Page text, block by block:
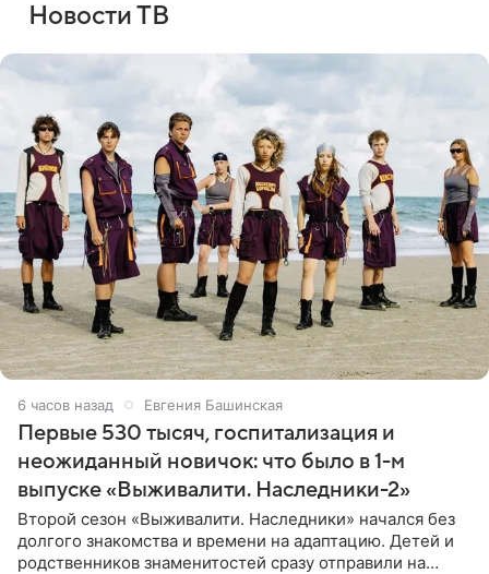
Новости ТВ
6 часов назад Евгения Башинская
Первые 530 тысяч, госпитализация и
неожиданный новичок: что было в 1-м
выпуске «Выживалити. Наследники-2»
Второй сезон «Выживалити. Наследники» начался без
долгого знакомства и времени на адаптацию. Детей и
родственников знаменитостей сразу отправили на